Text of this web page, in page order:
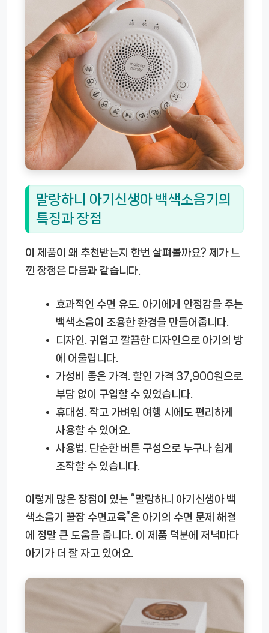
말랑하니 아기신생아 백색소음기의
특징과 장점
이 제품이 왜 추천받는지 한번 살펴볼까요? 제가 느
낀 장점은 다음과 같습니다.
효과적인 수면 유도.
아기에게 안정감을 주는
백색소음이 조용한 환경을 만들어줍니다.
디자인.
귀엽고 깔끔한 디자인으로 아기의 방
에 어울립니다.
가성비 좋은 가격. 할인 가격 37,900원으로
부담 없이 구입할 수 있었습니다.
휴대성. 작고 가벼워 여행 시에도 편리하게
사용할 수 있어요.
사용법.
단순한 버튼 구성으로 누구나 쉽게
조작할 수 있습니다.
이렇게 많은 장점이 있는 “말랑하니 아기신생아 백
색소음기 꿀잠 수면교육”은 아기의 수면 문제 해결
에 정말 큰 도움을 줍니다. 이 제품 덕분에 저녁마다
아기가 더 잘 자고 있어요.